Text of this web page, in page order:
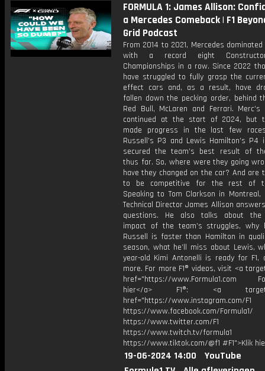
FORMULA 1: James Allison:
a Mercedes Comeback | F1
Grid Podcast
From 2014 to 2021, Mercedes dominated
with a record eight
Championships in a row. Since 2022
have struggled to fully grasp the
effect cars and, as a result, have
fallen down the pecking order, behind
Red Bull, McLaren and Ferrari. Merc’s
continued at the start of 2024, but
made progress in the last few
Russell’s P3 and Lewis Hamilton’s P4
secured the team’s best result of
thus far. So, where were they going
have they changed on the car? And are
to be competitive for the rest of
Speaking to Tom Clarkson in Montreal,
Technical Director James Allison
questions. He also talks about the
impact of the team’s struggles, why
Russell is faster than Hamilton in
season, what he’ll miss about Lewis,
year-old Kimi Antonelli is ready for F1,
more. For more F1® videos, visit <a
href="https://www.Formula1.com
hier</a> F1®: <a
href="https://www.instagram.com/F1
https://www.facebook.com/Formula1/
https://www.twitter.com/F1
https://www.twitch.tv/formula1
https://www.tiktok.com/@f1 #F1">Klik
19-06-2024 14:00
YouTube